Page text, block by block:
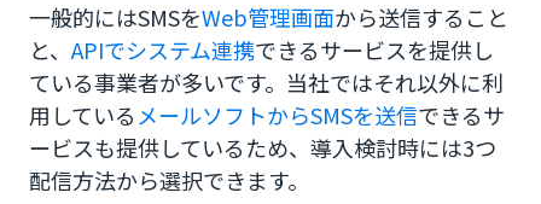
一般的にはSMSをWeb管理画面から送信すること
と、APIでシステム連携できるサービスを提供し
ている事業者が多いです。当社ではそれ以外に利
用しているメールソフトからSMSを送信できるサ
ービスも提供しているため、導入検討時には3つ
配信方法から選択できます。